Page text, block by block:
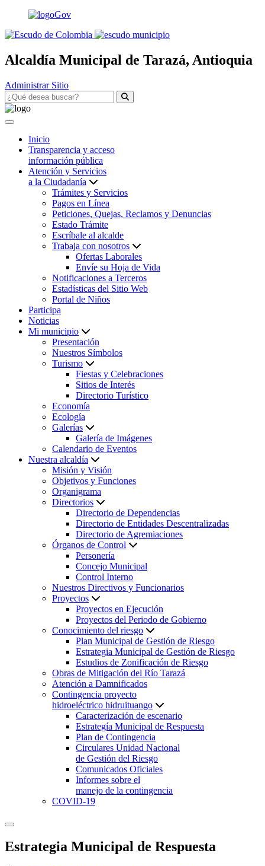
Alcaldía Municipal de Tarazá, Antioquia
Administrar Sitio
Inicio
Transparencia y acceso
información pública
Atención y Servicios
a la Ciudadanía
Trámites y Servicios
Pagos en Línea
Peticiones, Quejas, Reclamos y Denuncias
Estado Trámite
Escríbale al alcalde
Trabaja con nosotros
Ofertas Laborales
Envíe su Hoja de Vida
Notificaciones a Terceros
Estadísticas del Sitio Web
Portal de Niños
Participa
Noticias
Mi municipio
Presentación
Nuestros Símbolos
Turismo
Fiestas y Celebraciones
Sitios de Interés
Directorio Turístico
Economía
Ecología
Galerías
Galería de Imágenes
Calendario de Eventos
Nuestra alcaldía
Misión y Visión
Objetivos y Funciones
Organigrama
Directorios
Directorio de Dependencias
Directorio de Entidades Descentralizadas
Directorio de Agremiaciones
Órganos de Control
Personería
Concejo Municipal
Control Interno
Nuestros Directivos y Funcionarios
Proyectos
Proyectos en Ejecución
Proyectos del Periodo de Gobierno
Conocimiento del riesgo
Plan Municipal de Gestión de Riesgo
Estrategia Municipal de Gestión de Riesgo
Estudios de Zonificación de Riesgo
Obras de Mitigación del Río Tarazá
Atención a Damnificados
Contingencia proyecto
hidroeléctrico hidruituango
Caracterización de escenario
Estrategía Municipal de Respuesta
Plan de Contingencia
Circulares Unidad Nacional
de Gestión del Riesgo
Comunicados Oficiales
Informes sobre el
manejo de la contingencia
COVID-19
Estrategia Municipal de Respuesta